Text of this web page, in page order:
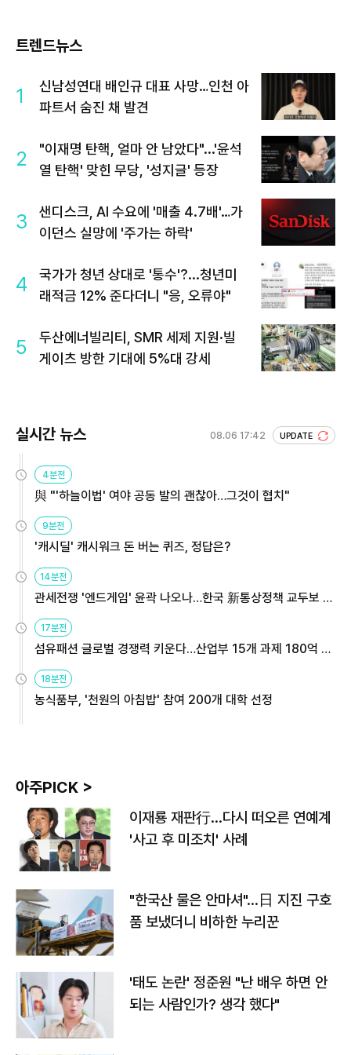
트렌드뉴스
1
신남성연대 배인규 대표 사망…인천 아
파트서 숨진 채 발견
2
"이재명 탄핵, 얼마 안 남았다"...'윤석
열 탄핵' 맞힌 무당, '성지글' 등장
3
샌디스크, AI 수요에 '매출 4.7배'…가
이던스 실망에 '주가는 하락'
4
국가가 청년 상대로 '통수'?...청년미
래적금 12% 준다더니 "응, 오류야"
5
두산에너빌리티, SMR 세제 지원·빌
게이츠 방한 기대에 5%대 강세
실시간 뉴스 08.06 17:42 UPDATE
4분전
與 "'하늘이법' 여야 공동 발의 괜찮아…그것이 협치"
9분전
'캐시딜' 캐시워크 돈 버는 퀴즈, 정답은?
14분전
관세전쟁 '엔드게임' 윤곽 나오나…한국 新통상정책 교두보 활
17분전
섬유패션 글로벌 경쟁력 키운다…산업부 15개 과제 180억 지
18분전
농식품부, '천원의 아침밥' 참여 200개 대학 선정
아주PICK >
이재룡 재판行…다시 떠오른 연예계
'사고 후 미조치' 사례
"한국산 물은 안마셔"…日 지진 구호
품 보냈더니 비하한 누리꾼
'태도 논란' 정준원 "난 배우 하면 안
되는 사람인가? 생각 했다"